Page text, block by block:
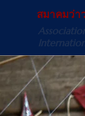
สมาคมว่า